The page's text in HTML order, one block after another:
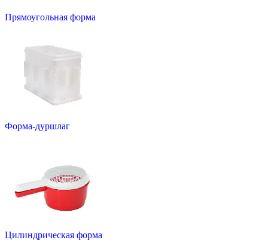
Прямоугольная форма
Форма-дуршлаг
Цилиндрическая форма